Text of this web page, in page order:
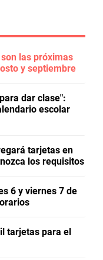
las próximas
y septiembre
dar clase":
escolar
tarjetas en
los requisitos
6 y viernes 7 de
tarjetas para el